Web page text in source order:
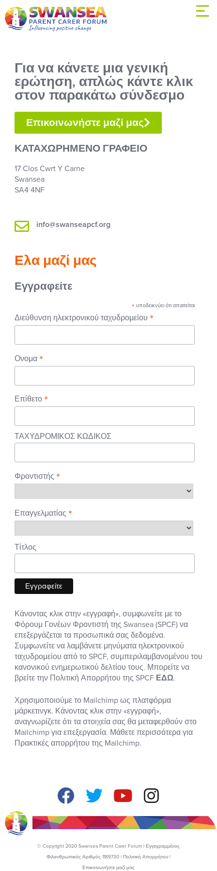
Για να κάνετε μια γενική
ερώτηση, απλώς κάντε κλικ
στον παρακάτω σύνδεσμο
Επικοινωνήστε μαζί μας
ΚΑΤΑΧΩΡΗΜΕΝΟ ΓΡΑΦΕΙΟ
17 Clos Cwrt Y Carne
Swansea
SA4 4NF
info@swanseapcf.org
Ελα μαζί μας
Εγγραφείτε
* υποδεικνύει ότι απαιτείται
Διεύθυνση ηλεκτρονικού ταχυδρομείου *
Ονομα *
Επίθετο *
ΤΑΧΥΔΡΟΜΙΚΟΣ ΚΩΔΙΚΟΣ
Φροντιστής *
Επαγγελματίας *
Τίτλος
Κάνοντας κλικ στην «εγγραφή», συμφωνείτε με το
Φόρουμ Γονέων Φροντιστή της Swansea (SPCF) να
επεξεργάζεται τα προσωπικά σας δεδομένα.
Συμφωνείτε να λαμβάνετε μηνύματα ηλεκτρονικού
ταχυδρομείου από το SPCF, συμπεριλαμβανομένου του
κανονικού ενημερωτικού δελτίου τους. Μπορείτε να
βρείτε την Πολιτική Απορρήτου της SPCF ΕΔΩ.
Χρησιμοποιούμε το Mailchimp ως πλατφόρμα
μάρκετινγκ. Κάνοντας κλικ στην «εγγραφή»,
αναγνωρίζετε ότι τα στοιχεία σας θα μεταφερθούν στο
Mailchimp για επεξεργασία. Μάθετε περισσότερα για
Πρακτικές απορρήτου της Mailchimp.
© Copyright 2020 Swansea Parent Carer Forum | Εγγεγραμμένος
Φιλανθρωπικός Αριθμός 1189730 | Πολιτική Απορρήτου |
Επικοινωνήστε μαζί μας